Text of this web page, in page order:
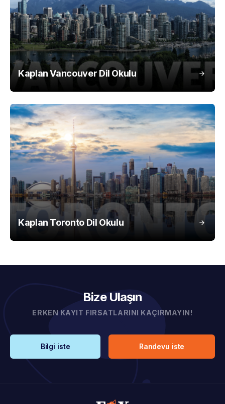
Kaplan Vancouver Dil Okulu
Kaplan Toronto Dil Okulu
Bize Ulaşın
ERKEN KAYIT FIRSATLARINI KAÇIRMAYIN!
Bilgi iste Randevu iste